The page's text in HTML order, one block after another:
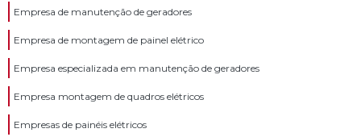
Empresa de manutenção de geradores
Empresa de montagem de painel elétrico
Empresa especializada em manutenção de geradores
Empresa montagem de quadros elétricos
Empresas de painéis elétricos